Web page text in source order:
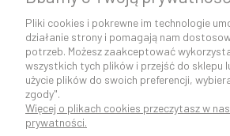
K O N T A K T 5 0 0 5 0 6 9 2 9 | s k l e
Pliki cookies i pokrewne im technologie
działanie strony i pomagają nam
potrzeb. Możesz zaakceptować
wszystkich tych plików i przejść do sklepu
użycie plików do swoich preferencji,
zgody".
Więcej o plikach cookies przeczytasz w
prywatności.